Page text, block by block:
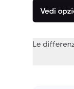
Vedi
Le